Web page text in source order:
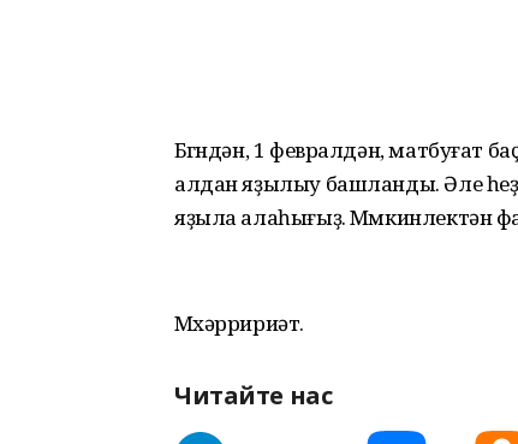
Бөгөндән, 1 февралдән,
алдан яҙылыу башланды. Әле һеҙ
яҙыла алаһығыҙ. Мөмкинлектән
Мөхәрририәт.
Читайте нас